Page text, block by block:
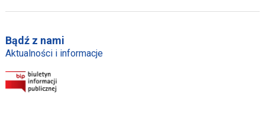
Bądź z nami
Aktualności i informacje